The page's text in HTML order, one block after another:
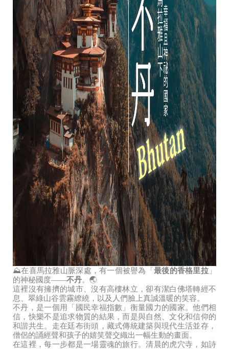
⛰️在喜馬拉雅山脈深處，有一個被譽為「最後的香格里拉 」
的神秘國度——不丹。🌏
這裡沒有擁擠的城市、沒有高樓林立，卻有潔白佛塔轉經不
息、翠綠山谷雲霧繚繞，以及人們臉上真誠溫暖的笑容。
不丹，是一個用「國民幸福指數」衡量國力的國家。他們相
信，快樂不是追求物質的結果，而是與自然、文化和信仰的
和諧共生。走在廷布街頭，藏式傳統建築與現代生活並存，
僧侶的誦經聲和孩子的嬉笑聲交織出一幅生動的畫面。
在這裡，每一步都是一場靈魂的旅行。清晨的虎穴寺，如詩